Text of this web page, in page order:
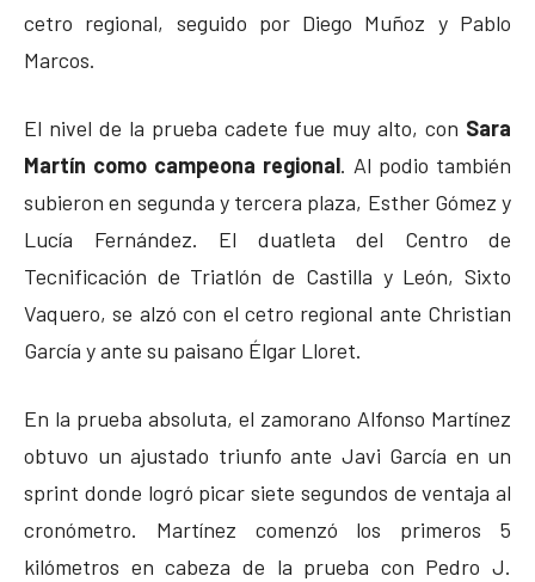
cetro regional, seguido por Diego Muñoz y Pablo
Marcos.
El nivel de la prueba cadete fue muy alto, con Sara
Martín como campeona regional. Al podio también
subieron en segunda y tercera plaza, Esther Gómez y
Lucía Fernández. El duatleta del Centro de
Tecnificación de Triatlón de Castilla y León, Sixto
Vaquero, se alzó con el cetro regional ante Christian
García y ante su paisano Élgar Lloret.
En la prueba absoluta, el zamorano Alfonso Martínez
obtuvo un ajustado triunfo ante Javi García en un
sprint donde logró picar siete segundos de ventaja al
cronómetro. Martínez comenzó los primeros 5
kilómetros en cabeza de la prueba con Pedro J.